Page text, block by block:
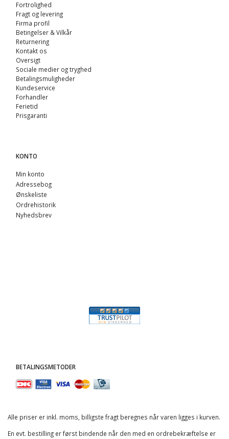
Fortrolighed
Fragt og levering
Firma profil
Betingelser & Vilkår
Returnering
Kontakt os
Oversigt
Sociale medier og tryghed
Betalingsmuligheder
Kundeservice
Forhandler
Ferietid
Prisgaranti
KONTO
Min konto
Adressebog
Ønskeliste
Ordrehistorik
Nyhedsbrev
BETALINGSMETODER
Alle priser er inkl. moms, billigste fragt beregnes når varen ligges i kurven.
En evt. bestilling er først bindende når den med en ordrebekræftelse er